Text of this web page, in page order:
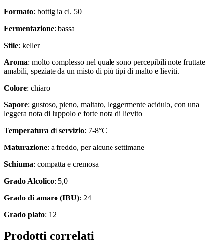
Formato: bottiglia cl. 50
Fermentazione: bassa
Stile: keller
Aroma: molto complesso nel quale sono percepibili note fruttate
amabili, speziate da un misto di più tipi di malto e lieviti.
Colore: chiaro
Sapore: gustoso, pieno, maltato, leggermente acidulo, con una
leggera nota di luppolo e forte nota di lievito
Temperatura di servizio: 7-8°C
Maturazione: a freddo, per alcune settimane
Schiuma: compatta e cremosa
Grado Alcolico: 5,0
Grado di amaro (IBU): 24
Grado plato: 12
Prodotti correlati